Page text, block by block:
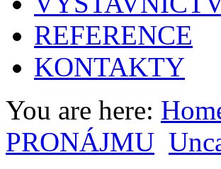
REFERENCE
KONTAKTY
You are here:
PRONÁJMU